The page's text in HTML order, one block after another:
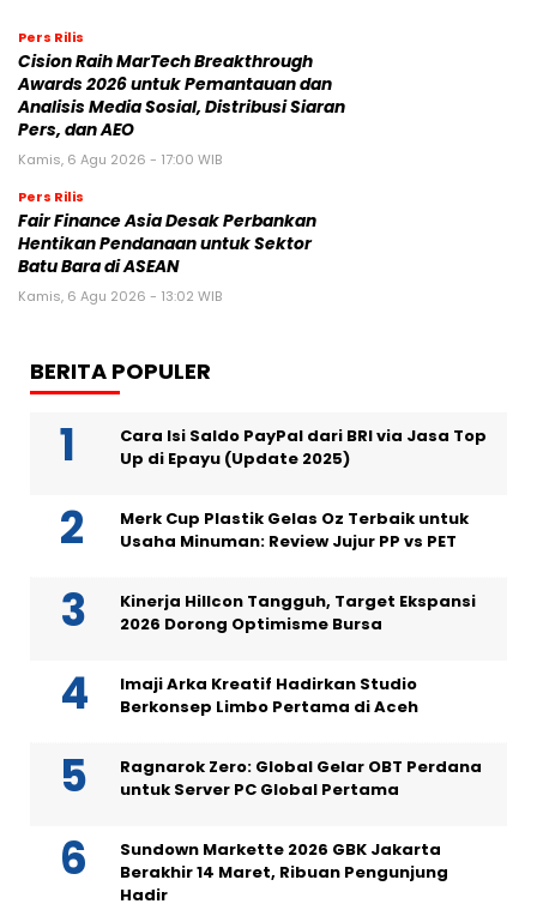
Pers Rilis
Cision Raih MarTech Breakthrough
Awards 2026 untuk Pemantauan dan
Analisis Media Sosial, Distribusi Siaran
Pers, dan AEO
Kamis, 6 Agu 2026 - 17:00 WIB
Pers Rilis
Fair Finance Asia Desak Perbankan
Hentikan Pendanaan untuk Sektor
Batu Bara di ASEAN
Kamis, 6 Agu 2026 - 13:02 WIB
BERITA POPULER
Cara Isi Saldo PayPal dari BRI via Jasa Top
Up di Epayu (Update 2025)
Merk Cup Plastik Gelas Oz Terbaik untuk
Usaha Minuman: Review Jujur PP vs PET
Kinerja Hillcon Tangguh, Target Ekspansi
2026 Dorong Optimisme Bursa
Imaji Arka Kreatif Hadirkan Studio
Berkonsep Limbo Pertama di Aceh
Ragnarok Zero: Global Gelar OBT Perdana
untuk Server PC Global Pertama
Sundown Markette 2026 GBK Jakarta
Berakhir 14 Maret, Ribuan Pengunjung
Hadir